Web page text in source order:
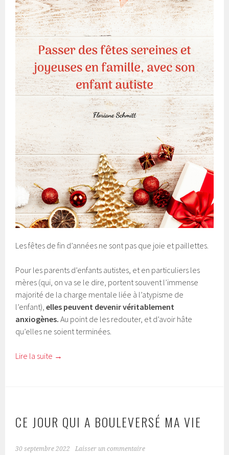
Les fêtes de fin d’années ne sont pas que joie et paillettes.
Pour les parents d’enfants autistes, et en particuliers les
mères (qui, on va se le dire, portent souvent l’immense
majorité de la charge mentale liée à l’atypisme de
l’enfant),elles peuvent devenir véritablement
anxiogènes. Au point de les redouter, et d’avoir hâte
qu’elles ne soient terminées.
Lire la suite →
CE JOUR QUI A BOULEVERSÉ MA VIE
30 septembre 2022 Laisser un commentaire